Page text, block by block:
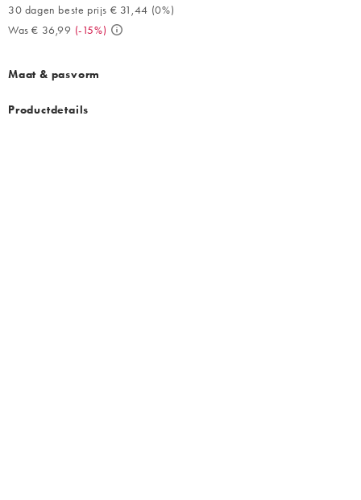
30 dagen beste prijs € 31,44 (0%)
Was € 36,99 (-15%)
Maat & pasvorm
Productdetails